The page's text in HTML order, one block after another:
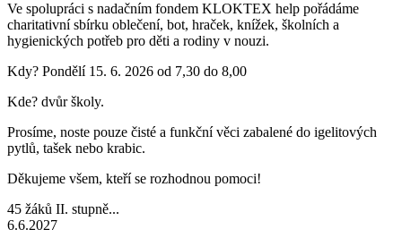
Ve spolupráci s nadačním fondem KLOKTEX help pořádáme
charitativní sbírku oblečení, bot, hraček, knížek, školních a
hygienických potřeb pro děti a rodiny v nouzi.
Kdy? Pondělí 15. 6. 2026 od 7,30 do 8,00
Kde? dvůr školy.
Prosíme, noste pouze čisté a funkční věci zabalené do igelitových
pytlů, tašek nebo krabic.
Děkujeme všem, kteří se rozhodnou pomoci!
45 žáků II. stupně...
6.6.2027